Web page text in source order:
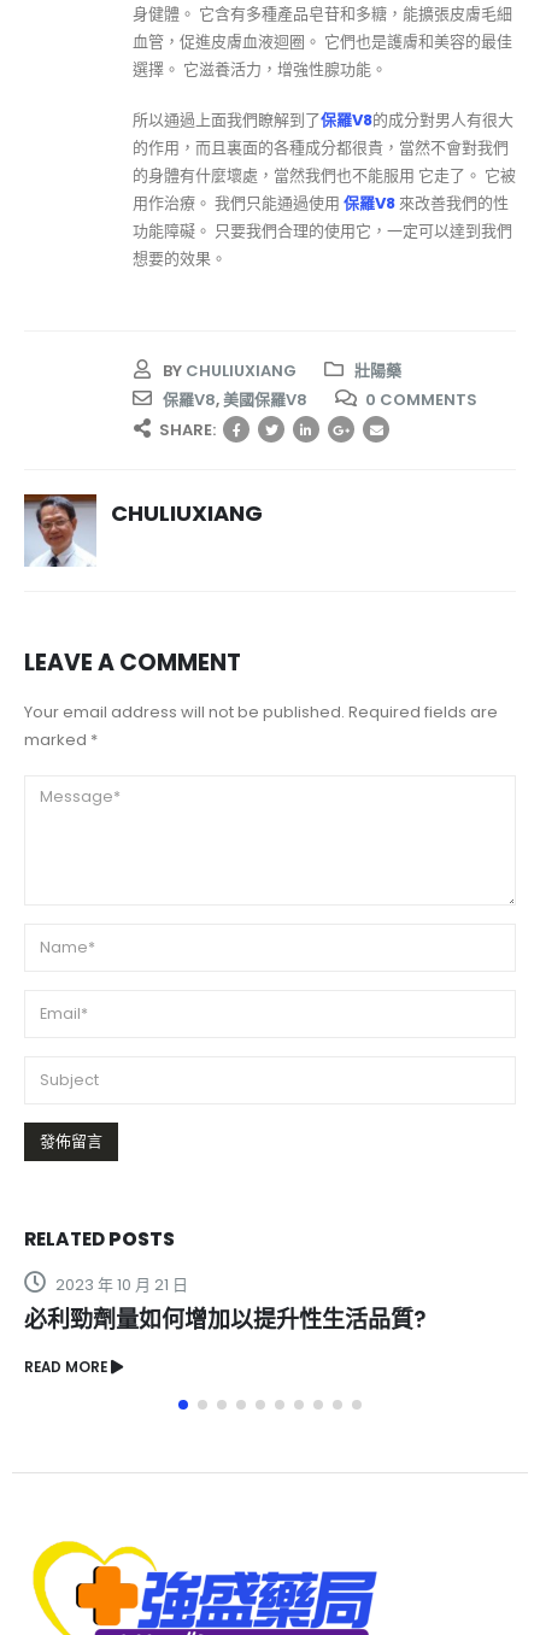
身健體。 它含有多種產品皂苷和多糖，能擴張皮膚毛細
血管，促進皮膚血液迴圈。 它們也是護膚和美容的最佳
選擇。 它滋養活力，增強性腺功能。
所以通過上面我們瞭解到了保羅V8的成分對男人有很大
的作用，而且裏面的各種成分都很貴，當然不會對我們
的身體有什麼壞處，當然我們也不能服用 它走了。 它被
用作治療。 我們只能通過使用 保羅V8來改善我們的性
功能障礙。 只要我們合理的使用它，一定可以達到我們
想要的效果。
BY CHULIUXIANG
壯陽藥
保羅V8,美國保羅V8
0 COMMENTS
SHARE:
CHULIUXIANG
LEAVE A COMMENT
Your email address will not be published. Required fields are
marked *
RELATEDPOSTS
生活品質? 想知道英國威馬壯陽藥是否